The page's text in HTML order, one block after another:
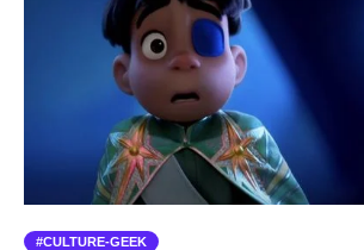
CULTURE-GEEK